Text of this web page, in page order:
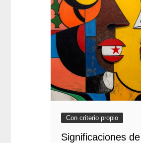
Con criterio propio
Significaciones